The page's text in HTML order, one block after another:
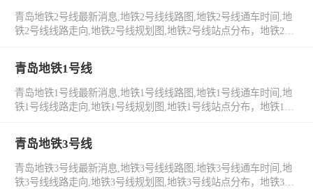
青岛地铁2号线最新消息,地铁2号线线路图,地铁2号线通车时间,地
铁2号线线路走向,地铁2号线规划图,地铁2号线站点分布，地铁2号
青岛地铁1号线
青岛地铁1号线最新消息,地铁1号线线路图,地铁1号线通车时间,地
铁1号线线路走向,地铁1号线规划图,地铁1号线站点分布，地铁1号
青岛地铁3号线
青岛地铁3号线最新消息,地铁3号线线路图,地铁3号线通车时间,地
铁3号线线路走向,地铁3号线规划图,地铁3号线站点分布，地铁3号